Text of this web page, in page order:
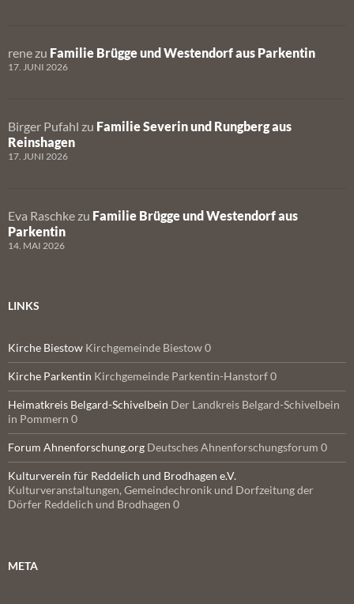
rene zu Familie Brügge und Westendorf aus Parkentin
17. JUNI 2026
Birger Pufahl zu Familie Severin und Rungberg aus
Reinshagen
17. JUNI 2026
Eva Raschke zu Familie Brügge und Westendorf aus
Parkentin
14. MAI 2026
LINKS
Kirche Biestow Kirchgemeinde Biestow 0
Kirche Parkentin Kirchgemeinde Parkentin-Hanstorf 0
Heimatkreis Belgard-Schivelbein Der Landkreis Belgard-Schivelbein
in Pommern 0
Forum Ahnenforschung.org Deutsches Ahnenforschungsforum 0
Kulturverein für Reddelich und Brodhagen e.V.
Kulturveranstaltungen, Gemeindechronik und Dorfzeitung der
Dörfer Reddelich und Brodhagen 0
META